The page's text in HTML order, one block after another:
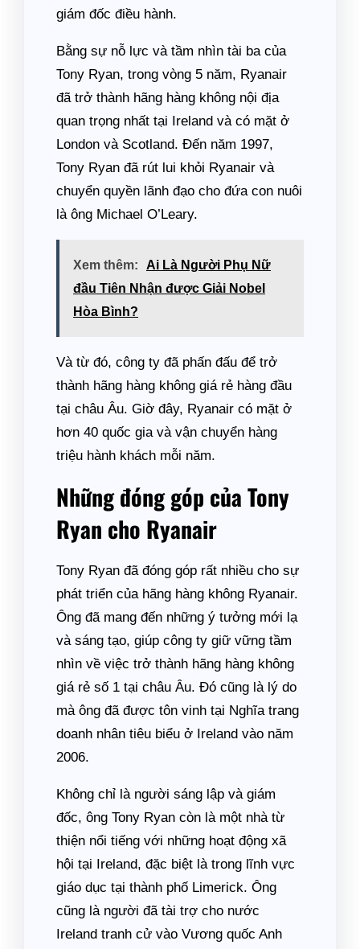
giám đốc điều hành.
Bằng sự nỗ lực và tầm nhìn tài ba của
Tony Ryan, trong vòng 5 năm, Ryanair
đã trở thành hãng hàng không nội địa
quan trọng nhất tại Ireland và có mặt ở
London và Scotland. Đến năm 1997,
Tony Ryan đã rút lui khỏi Ryanair và
chuyển quyền lãnh đạo cho đứa con nuôi
là ông Michael O’Leary.
Xem thêm:
Ai Là Người Phụ Nữ
đầu Tiên Nhận được Giải Nobel
Hòa Bình?
Và từ đó, công ty đã phấn đấu để trở
thành hãng hàng không giá rẻ hàng đầu
tại châu Âu. Giờ đây, Ryanair có mặt ở
hơn 40 quốc gia và vận chuyển hàng
triệu hành khách mỗi năm.
Những đóng góp của Tony
Ryan cho Ryanair
Tony Ryan đã đóng góp rất nhiều cho sự
phát triển của hãng hàng không Ryanair.
Ông đã mang đến những ý tưởng mới lạ
và sáng tạo, giúp công ty giữ vững tầm
nhìn về việc trở thành hãng hàng không
giá rẻ số 1 tại châu Âu. Đó cũng là lý do
mà ông đã được tôn vinh tại Nghĩa trang
doanh nhân tiêu biểu ở Ireland vào năm
2006.
Không chỉ là người sáng lập và giám
đốc, ông Tony Ryan còn là một nhà từ
thiện nổi tiếng với những hoạt động xã
hội tại Ireland, đặc biệt là trong lĩnh vực
giáo dục tại thành phố Limerick. Ông
cũng là người đã tài trợ cho nước
Ireland tranh cử vào Vương quốc Anh